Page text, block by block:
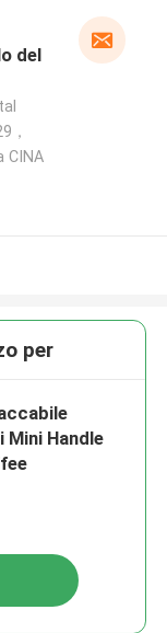
del
，
CINA
per
Mini Handle